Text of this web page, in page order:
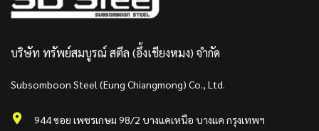
บริษัท ทรัพย์สมบูรณ์ สตีล (อึ้งเชียงหมง) จำกัด
Subsomboon Steel (Eung Chiangmong) Co., Ltd.
944 ซอย เพชรเกษม 98/2 บางแคเหนือ บางแค กรุงเทพฯ